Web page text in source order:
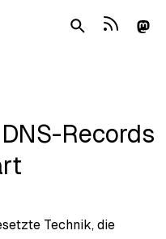
Records
Technik, die